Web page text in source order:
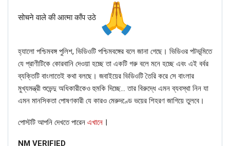
The above FAKE vs REAL collage confirms that the
picture in question is being morphed using photo editing
सोचने वाले की आत्मा काँप उठे
হ্যালো পশ্চিমবঙ্গ পুলিশ, ভিডিওটি পশ্চিমবঙ্গের বলে জানা গেছে। ভিডিওর পটভূমিতে
যে প্রাণীটিকে কোরবানি দেওয়া হচ্ছে তা একটি গরু বলে মনে হচ্ছে এবং এই বর্বর
ব্যক্তিটি বাংলাতেই কথা বলছে। জবাইয়ের ভিডিওটি তৈরি করে সে বাংলার
মুখ্যমন্ত্রী শুভেন্দু অধিকারীকেও হুমকি দিচ্ছে… তার বিরুদ্ধে এমন ব্যবস্থা নিন যা
এমন মানসিকতা পোষণকারী যে কারও মেরুদণ্ডে ভয়ের শিহরণ জাগিয়ে তুলবে।
পোস্টটি আপনি দেখতে পারেন এখানে ।
NM VERIFIED